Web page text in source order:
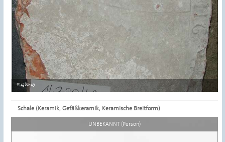
#14380-49
Schale (Keramik, Gefäßkeramik, Keramische Breitform)
UNBEKANNT (Person)